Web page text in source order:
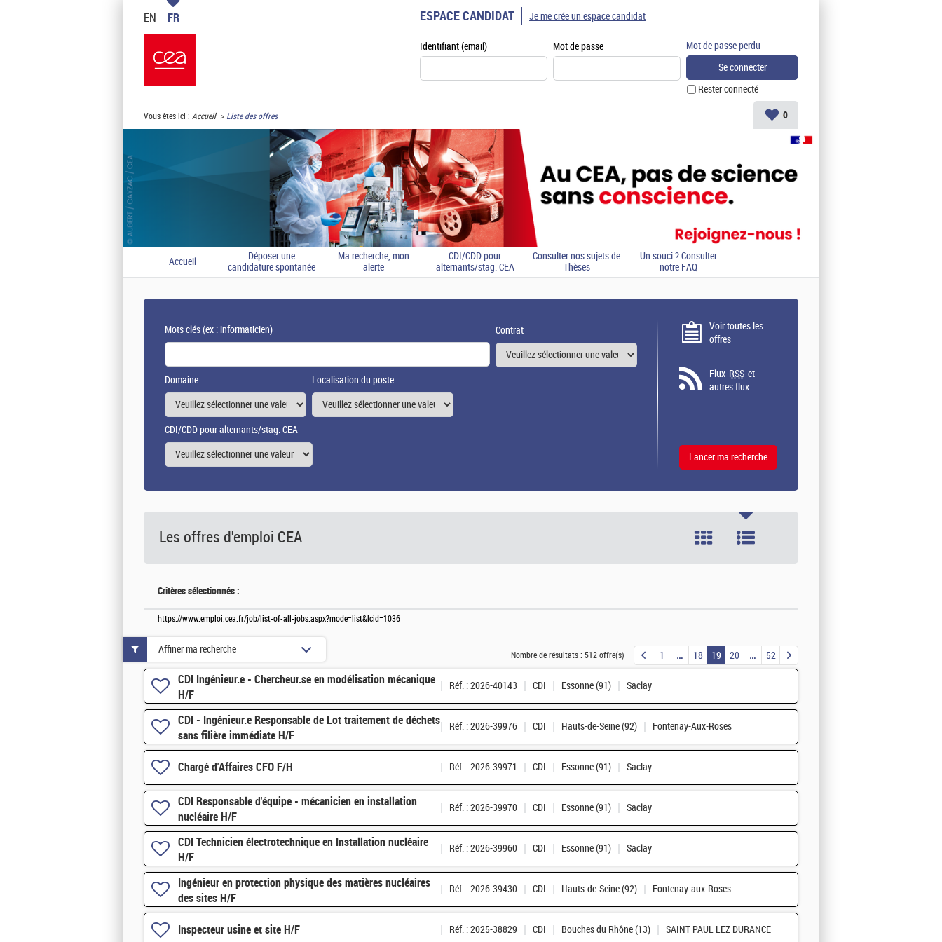
EN FR ESPACE CANDIDAT
Identifiant (email) Mot de passe
Rester connecté
Mot de passe perdu
Je me crée un espace candidat
Vous êtes ici : Accueil Liste des offres 0
Accueil
Déposer une
candidature spontanée
Ma recherche, mon
alerte
CDI/CDD pour
alternants/stag. CEA
Consulter nos sujets de
Thèses
Un souci ? Consulter
notre FAQ
Mots clés(ex : informaticien) Contrat
Domaine Localisation du poste
CDI/CDD pour alternants/stag. CEA
Voir toutes les
offres
Flux RSS et
autres flux
Les offres d'emploi CEA
Critères sélectionnés :
https://www.emploi.cea.fr/job/list-of-all-jobs.aspx?mode=list&lcid=1036
Nombre de résultats : 512 offre(s) 1 18 19 20 52
CDI Ingénieur.e - Chercheur.se en modélisation mécanique
H/F
Réf. : 2026-40143 CDI Essonne (91) Saclay
CDI - Ingénieur.e Responsable de Lot traitement de déchets
sans filière immédiate H/F
Réf. : 2026-39976 CDI Hauts-de-Seine (92) Fontenay-Aux-Roses
Chargé d'Affaires CFO F/H Réf. : 2026-39971 CDI Essonne (91) Saclay
CDI Responsable d'équipe - mécanicien en installation
nucléaire H/F
Réf. : 2026-39970 CDI Essonne (91) Saclay
CDI Technicien électrotechnique en Installation nucléaire
H/F
Réf. : 2026-39960 CDI Essonne (91) Saclay
Ingénieur en protection physique des matières nucléaires
des sites H/F
Réf. : 2026-39430 CDI Hauts-de-Seine (92) Fontenay-aux-Roses
Inspecteur usine et site H/F Réf. : 2025-38829 CDI Bouches du Rhône (13) SAINT PAUL LEZ DURANCE
Affiner ma recherche